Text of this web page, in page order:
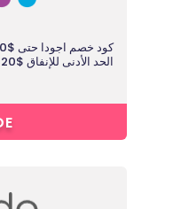
الحد الأدنى للإنفاق $120